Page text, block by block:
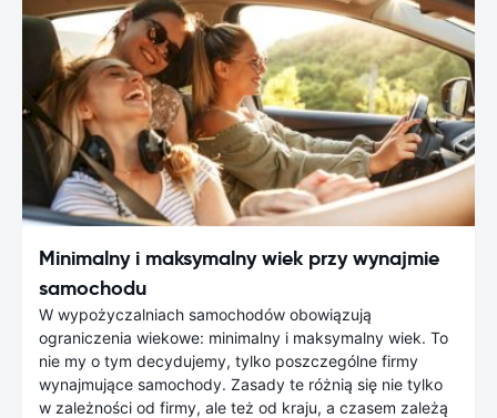
Minimalny i maksymalny wiek przy wynajmie
samochodu
W wypożyczalniach samochodów obowiązują
ograniczenia wiekowe: minimalny i maksymalny wiek. To
nie my o tym decydujemy, tylko poszczególne firmy
wynajmujące samochody. Zasady te różnią się nie tylko
w zależności od firmy, ale też od kraju, a czasem zależą